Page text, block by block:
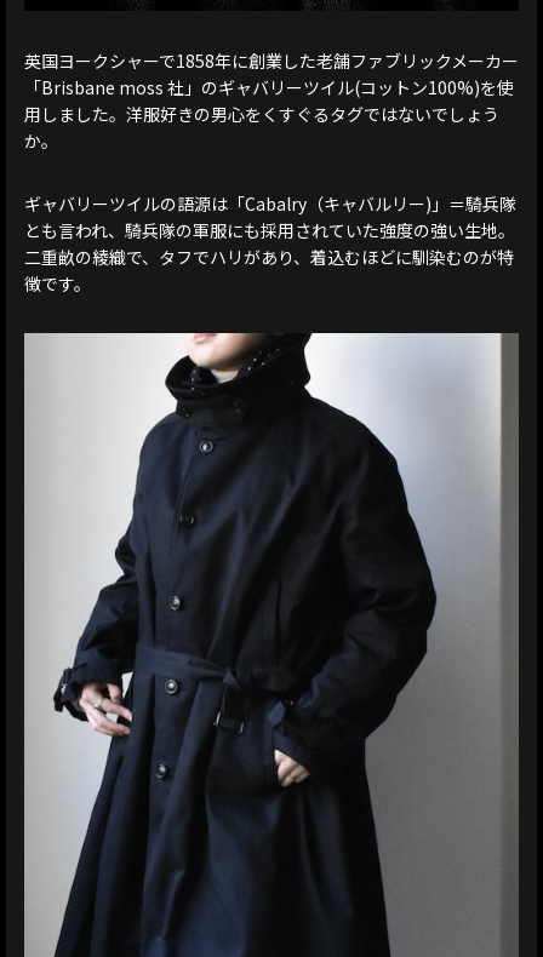
英国ヨークシャーで1858年に創業した老舗ファブリックメーカー
「Brisbane moss 社」のギャバリーツイル(コットン100%)を使
用しました。洋服好きの男心をくすぐるタグではないでしょう
か。
ギャバリーツイルの語源は「Cabalry（キャバルリー)」＝騎兵隊
とも言われ、騎兵隊の軍服にも採用されていた強度の強い生地。
二重畝の綾織で、タフでハリがあり、着込むほどに馴染むのが特
徴です。